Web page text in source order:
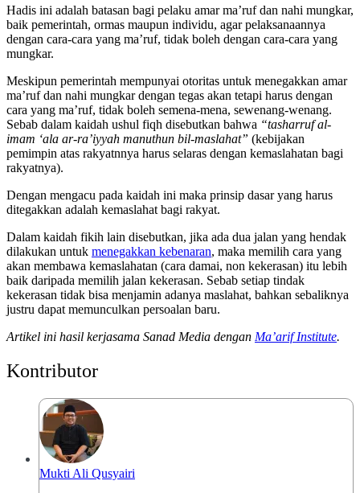
Hadis ini adalah batasan bagi pelaku amar ma’ruf dan nahi mungkar,
baik pemerintah, ormas maupun individu, agar pelaksanaannya
dengan cara-cara yang ma’ruf, tidak boleh dengan cara-cara yang
mungkar.
Meskipun pemerintah mempunyai otoritas untuk menegakkan amar
ma’ruf dan nahi mungkar dengan tegas akan tetapi harus dengan
cara yang ma’ruf, tidak boleh semena-mena, sewenang-wenang.
Sebab dalam kaidah ushul fiqh disebutkan bahwa “tasharruf al-
imam ‘ala ar-ra’iyyah manuthun bil-maslahat” (kebijakan
pemimpin atas rakyatnnya harus selaras dengan kemaslahatan bagi
rakyatnya).
Dengan mengacu pada kaidah ini maka prinsip dasar yang harus
ditegakkan adalah kemaslahat bagi rakyat.
Dalam kaidah fikih lain disebutkan, jika ada dua jalan yang hendak
dilakukan untuk menegakkan kebenaran, maka memilih cara yang
akan membawa kemaslahatan (cara damai, non kekerasan) itu lebih
baik daripada memilih jalan kekerasan. Sebab setiap tindak
kekerasan tidak bisa menjamin adanya maslahat, bahkan sebaliknya
justru dapat memunculkan persoalan baru.
Artikel ini hasil kerjasama Sanad Media dengan Ma’arif Institute.
Kontributor
Mukti Ali Qusyairi